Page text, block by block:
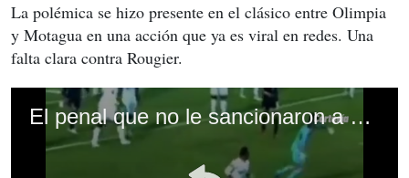
La polémica se hizo presente en el clásico entre Olimpia
y Motagua en una acción que ya es viral en redes. Una
falta clara contra Rougier.
El penal que no le sancionaron a Motagua en el clásico ante Olimpia: Agarrón a Rougier